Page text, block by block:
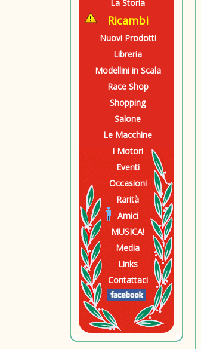
La Storia
Ricambi
Nuovi Prodotti
Libreria
Modellini in Scala
Race Shop
Shopping
Salone
Le Macchine
I Motori
Eventi
Occasioni
Rarità
Amici
MUSICA!
Media
Links
Contattaci